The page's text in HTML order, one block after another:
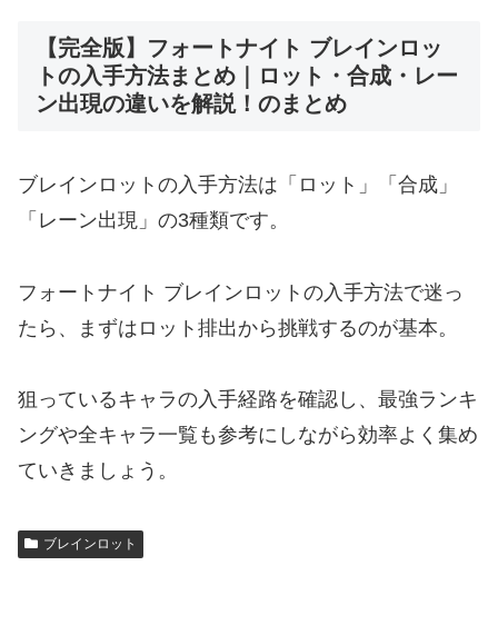
【完全版】フォートナイト ブレインロッ
トの入手方法まとめ｜ロット・合成・レー
ン出現の違いを解説！のまとめ
ブレインロットの入手方法は「ロット」「合成」
「レーン出現」の3種類です。
フォートナイト ブレインロットの入手方法で迷っ
たら、まずはロット排出から挑戦するのが基本。
狙っているキャラの入手経路を確認し、最強ランキ
ングや全キャラ一覧も参考にしながら効率よく集め
ていきましょう。
ブレインロット